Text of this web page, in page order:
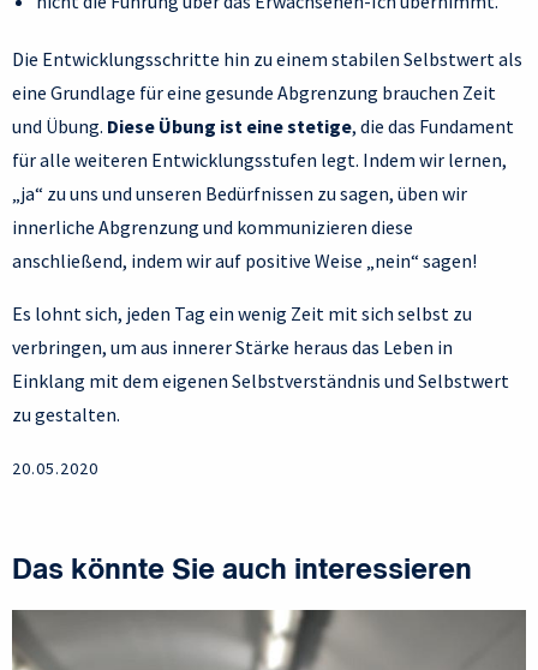
Die Entwicklungsschritte hin zu einem stabilen Selbstwert als
eine Grundlage für eine gesunde Abgrenzung brauchen Zeit
und Übung. Diese Übung ist eine stetige, die das Fundament
für alle weiteren Entwicklungsstufen legt. Indem wir lernen,
„ja“ zu uns und unseren Bedürfnissen zu sagen, üben wir
innerliche Abgrenzung und kommunizieren diese
anschließend, indem wir auf positive Weise „nein“ sagen!
Es lohnt sich, jeden Tag ein wenig Zeit mit sich selbst zu
verbringen, um aus innerer Stärke heraus das Leben in
Einklang mit dem eigenen Selbstverständnis und Selbstwert
zu gestalten.
20.05.2020
Das könnte Sie auch interessieren